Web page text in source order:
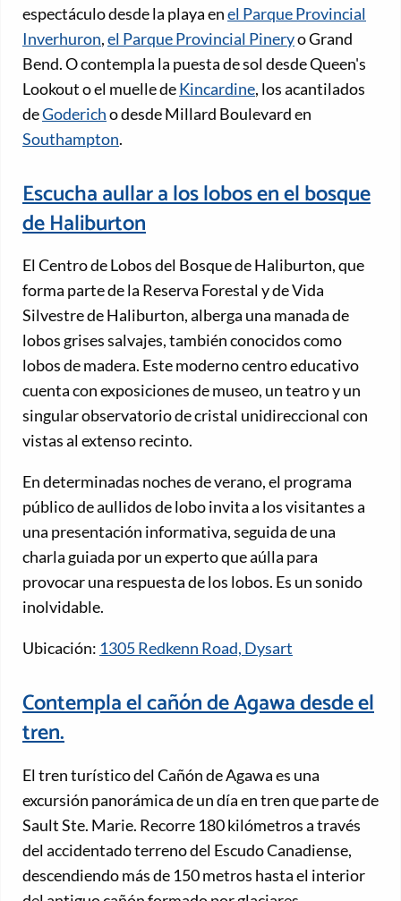
espectáculo desde la playa enel Parque Provincial
Inverhuron,el Parque Provincial Pineryo Grand
Bend. O contempla la puesta de sol desde Queen's
Lookout o el muelle deKincardine, los acantilados
deGodericho desde Millard Boulevard en
Southampton.
Escucha aullar a los lobos en el bosque
de Haliburton
El Centro de Lobos del Bosque de Haliburton, que
forma parte de la Reserva Forestal y de Vida
Silvestre de Haliburton, alberga una manada de
lobos grises salvajes, también conocidos como
lobos de madera. Este moderno centro educativo
cuenta con exposiciones de museo, un teatro y un
singular observatorio de cristal unidireccional con
vistas al extenso recinto.
En determinadas noches de verano, el programa
público de aullidos de lobo invita a los visitantes a
una presentación informativa, seguida de una
charla guiada por un experto que aúlla para
provocar una respuesta de los lobos. Es un sonido
inolvidable.
Ubicación: 1305 Redkenn Road, Dysart
Contempla el cañón de Agawa desde el
tren.
El tren turístico del Cañón de Agawa es una
excursión panorámica de un día en tren que parte de
Sault Ste. Marie. Recorre 180 kilómetros a través
del accidentado terreno del Escudo Canadiense,
descendiendo más de 150 metros hasta el interior